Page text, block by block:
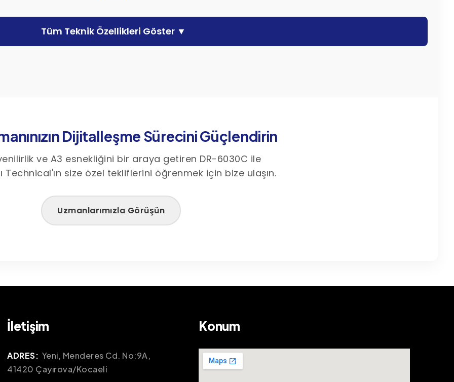
Tüm Teknik Özellikleri Göster ▼
Dijitalleşme Sürecini Güçlendirin
ve A3 esnekliğini bir araya getiren DR-6030C ile
Technical'ın size özel tekliflerini öğrenmek için bize ulaşın.
Uzmanlarımızla Görüşün
İletişim
ADRES: Yeni, Menderes Cd. No:9A,
41420 Çayırova/Kocaeli
Konum